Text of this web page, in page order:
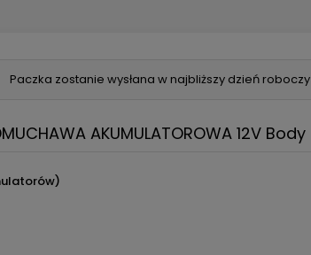
Paczka zostanie wysłana w najbliższy dzień roboczy
AKUMULATOROWA 12V Body